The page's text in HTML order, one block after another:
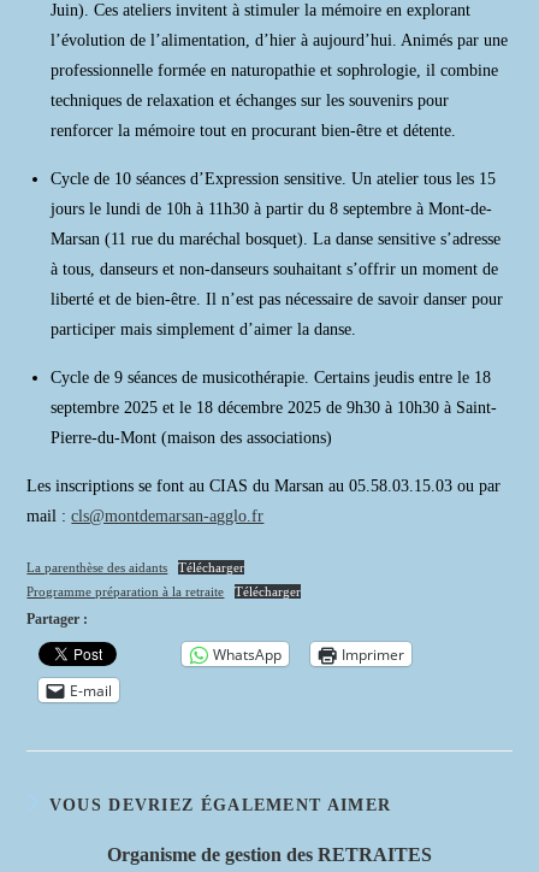
Juin). Ces ateliers invitent à stimuler la mémoire en explorant
l’évolution de l’alimentation, d’hier à aujourd’hui. Animés par une
professionnelle formée en naturopathie et sophrologie, il combine
techniques de relaxation et échanges sur les souvenirs pour
renforcer la mémoire tout en procurant bien-être et détente.
Cycle de 10 séances d’Expression sensitive. Un atelier tous les 15
jours le lundi de 10h à 11h30 à partir du 8 septembre à Mont-de-
Marsan (11 rue du maréchal bosquet). La danse sensitive s’adresse
à tous, danseurs et non-danseurs souhaitant s’offrir un moment de
liberté et de bien-être. Il n’est pas nécessaire de savoir danser pour
participer mais simplement d’aimer la danse.
Cycle de 9 séances de musicothérapie. Certains jeudis entre le 18
septembre 2025 et le 18 décembre 2025 de 9h30 à 10h30 à Saint-
Pierre-du-Mont (maison des associations)
Les inscriptions se font au CIAS du Marsan au 05.58.03.15.03 ou par
mail :cls@montdemarsan-agglo.fr
La parenthèse des aidants
Télécharger
Programme préparation à la retraite
Télécharger
Partager :
WhatsApp
Imprimer
E-mail
VOUS DEVRIEZ ÉGALEMENT AIMER
Organisme de gestion des RETRAITES